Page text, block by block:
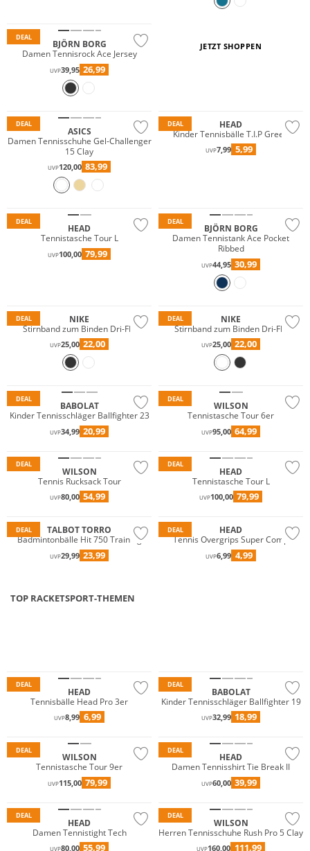
DEAL
BJÖRN BORG
Damen Tennisrock Ace Jersey
UVP39,95 26,99
JETZT SHOPPEN
DEAL
ASICS
Damen Tennisschuhe Gel-Challenger
15 Clay
UVP120,00 83,99
DEAL
HEAD
Kinder Tennisbälle T.I.P Green
UVP7,99 5,99
DEAL
HEAD
Tennistasche Tour L
UVP100,00 79,99
DEAL
BJÖRN BORG
Damen Tennistank Ace Pocket
Ribbed
UVP44,95 30,99
DEAL
NIKE
Stirnband zum Binden Dri-FIT
UVP25,00 22,00
DEAL
NIKE
Stirnband zum Binden Dri-FIT
UVP25,00 22,00
DEAL
BABOLAT
Kinder Tennisschläger Ballfighter 23
UVP34,99 20,99
DEAL
WILSON
Tennistasche Tour 6er
UVP95,00 64,99
DEAL
WILSON
Tennis Rucksack Tour
UVP80,00 54,99
DEAL
HEAD
Tennistasche Tour L
UVP100,00 79,99
DEAL
TALBOT TORRO
Badmintonbälle Hit 750 Training
UVP29,99 23,99
DEAL
HEAD
Tennis Overgrips Super Comp
UVP6,99 4,99
TOP RACKETSPORT-THEMEN
DEAL
HEAD
Tennisbälle Head Pro 3er
UVP8,99 6,99
DEAL
BABOLAT
Kinder Tennisschläger Ballfighter 19
UVP32,99 18,99
DEAL
WILSON
Tennistasche Tour 9er
UVP115,00 79,99
DEAL
HEAD
Damen Tennisshirt Tie Break II
UVP60,00 39,99
DEAL
HEAD
Damen Tennistight Tech
UVP80,00 55,99
DEAL
WILSON
Herren Tennisschuhe Rush Pro 5 Clay
UVP160,00 111,99